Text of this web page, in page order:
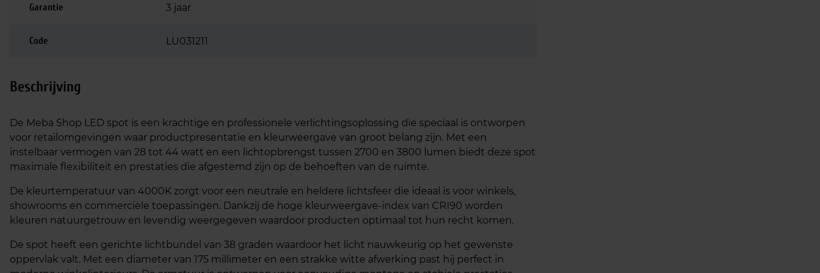
Garantie 3 jaar
Code LU031211
Beschrijving
De Meba Shop LED spot is een krachtige en professionele verlichtingsoplossing die speciaal is ontworpen
voor retailomgevingen waar productpresentatie en kleurweergave van groot belang zijn. Met een
instelbaar vermogen van 28 tot 44 watt en een lichtopbrengst tussen 2700 en 3800 lumen biedt deze spot
maximale flexibiliteit en prestaties die afgestemd zijn op de behoeften van de ruimte.
De kleurtemperatuur van 4000K zorgt voor een neutrale en heldere lichtsfeer die ideaal is voor winkels,
showrooms en commerciële toepassingen. Dankzij de hoge kleurweergave-index van CRI90 worden
kleuren natuurgetrouw en levendig weergegeven waardoor producten optimaal tot hun recht komen.
De spot heeft een gerichte lichtbundel van 38 graden waardoor het licht nauwkeurig op het gewenste
oppervlak valt. Met een diameter van 175 millimeter en een strakke witte afwerking past hij perfect in